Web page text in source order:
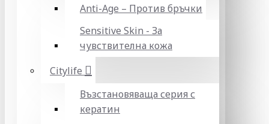
Anti-Age – Против бръчки
Sensitive Skin - За
чувствителна кожа
Citylife
Възстановяваща серия с
кератин